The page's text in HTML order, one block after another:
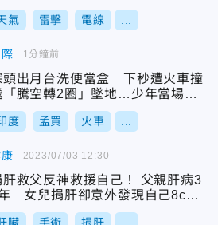
氣 雷擊 電線
頭出月台洗便當盒 下秒遭火車撞
「騰空轉2圈」墜地…少年當場慘
度 孟買 火車
1分鐘前
肝救父反神救援自己！ 父親肝病3
女兒捐肝卻意外發現自己8cm
腫瘤
2023/07/03 12:30